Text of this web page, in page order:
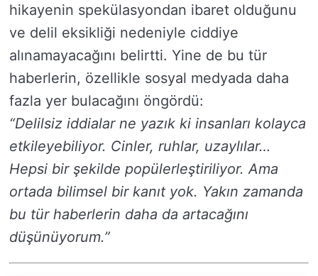
hikayenin spekülasyondan ibaret olduğunu
ve delil eksikliği nedeniyle ciddiye
alınamayacağını belirtti. Yine de bu tür
haberlerin, özellikle sosyal medyada daha
fazla yer bulacağını öngördü:
“Delilsiz iddialar ne yazık ki insanları kolayca
etkileyebiliyor. Cinler, ruhlar, uzaylılar…
Hepsi bir şekilde popülerleştiriliyor. Ama
ortada bilimsel bir kanıt yok. Yakın zamanda
bu tür haberlerin daha da artacağını
düşünüyorum.”